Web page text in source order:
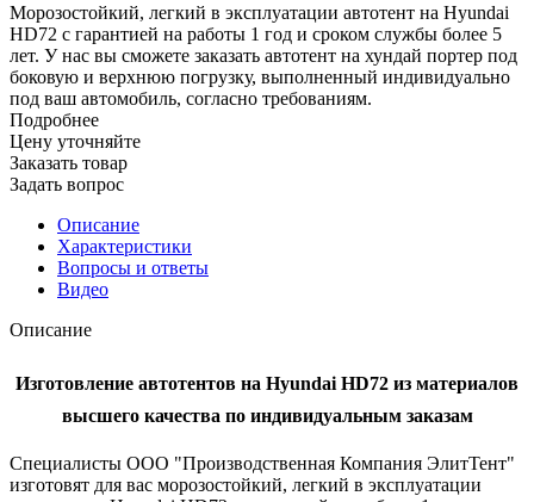
Морозостойкий, легкий в эксплуатации автотент на Hyundai
HD72 с гарантией на работы 1 год и сроком службы более 5
лет. У нас вы сможете заказать автотент на хундай портер под
боковую и верхнюю погрузку, выполненный индивидуально
под ваш автомобиль, согласно требованиям.
Подробнее
Цену уточняйте
Заказать товар
Задать вопрос
Описание
Характеристики
Вопросы и ответы
Видео
Описание
Изготовление автотентов на Hyundai HD72 из материалов
высшего качества по индивидуальным заказам
Специалисты ООО "Производственная Компания ЭлитТент"
изготовят для вас морозостойкий, легкий в эксплуатации